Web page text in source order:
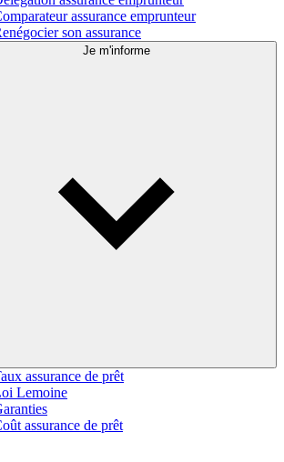
assurance emprunteur
son assurance
Je m'informe
assurance de prêt
Lemoine
assurance de prêt